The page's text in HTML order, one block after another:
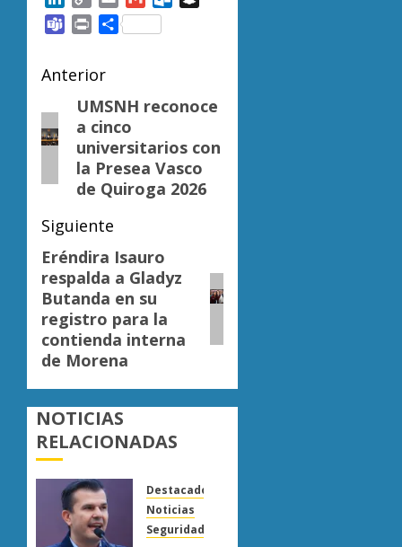
Link
TeamsPrintCompartir
Navegación
de
entradas
Anterior
Entrada
anterior:
UMSNH reconoce
a cinco
universitarios con
la Presea Vasco
de Quiroga 2026
Siguiente
Siguiente
entrada:
Eréndira Isauro
respalda a Gladyz
Butanda en su
registro para la
contienda interna
de Morena
NOTICIAS
RELACIONADAS
Destacado
Noticias
Seguridad